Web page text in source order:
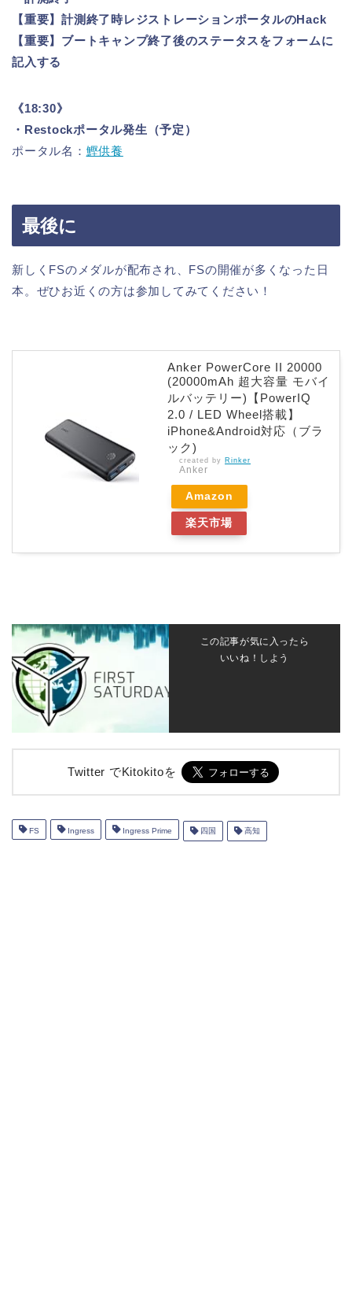
【重要】計測終了時レジストレーションポータルのHack
【重要】ブートキャンプ終了後のステータスをフォームに
記入する
《18:30》
・Restockポータル発生（予定）
ポータル名： 鰹供養
最後に
新しくFSのメダルが配布され、FSの開催が多くなった日
本。ぜひお近くの方は参加してみてください！
Anker PowerCore II 20000
(20000mAh 超大容量 モバイ
ルバッテリー)【PowerIQ
2.0 / LED Wheel搭載】
iPhone&Android対応（ブラ
ック)
created by Rinker
Anker
Amazon
楽天市場
この記事が気に入ったら
いいね！しよう
Twitter でKitokitoを
FS Ingress Ingress Prime 四国 高知